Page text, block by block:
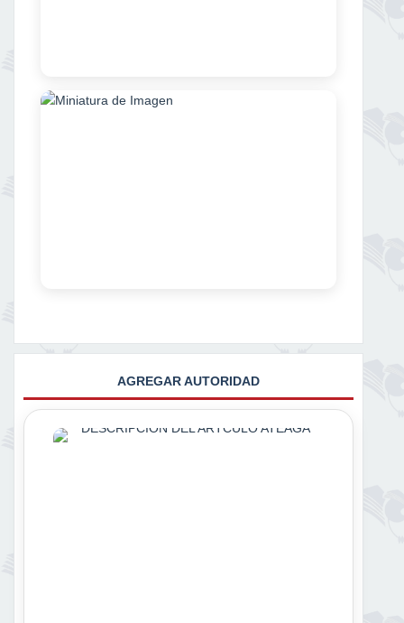
AGREGAR AUTORIDAD